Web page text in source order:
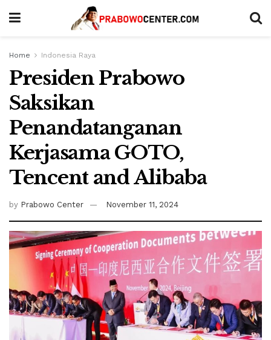
Home Indonesia Raya
Presiden Prabowo
Saksikan
Penandatanganan
Kerjasama GOTO,
Tencent and Alibaba
by Prabowo Center November 11, 2024